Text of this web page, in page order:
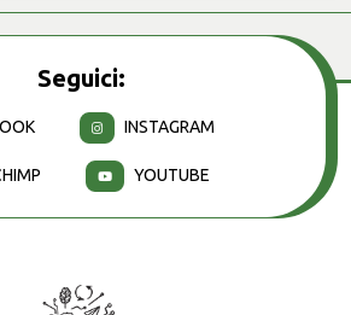
Seguici:
INSTAGRAM
YOUTUBE